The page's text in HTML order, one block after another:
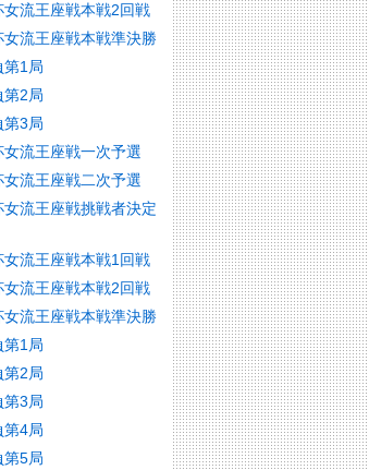
流王座戦本戦2回戦
流王座戦本戦準決勝
第1局
第2局
第3局
流王座戦一次予選
流王座戦二次予選
流王座戦挑戦者決定
流王座戦本戦1回戦
流王座戦本戦2回戦
流王座戦本戦準決勝
第1局
第2局
第3局
第4局
第5局